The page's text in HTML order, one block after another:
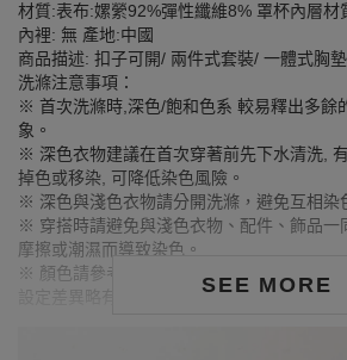
SEE MORE
材質:表布:嫘縈92%彈性纖維8% 罩杯內層材
內裡: 無 產地:中國
商品描述: 扣子可開/ 兩件式套裝/ 一體式胸
洗滌注意事項：
※ 首次洗滌時,深色/飽和色系 較易釋出多餘
象。
※ 深色衣物建議在首次穿著前先下水清洗,
掉色或移染, 可降低染色風險。
※ 深色與淺色衣物請分開洗滌，避免互相染
※ 穿搭時請避免與淺色衣物、配件、飾品一
摩擦或潮濕而導致染色。
※ 顏色請參考單品圖片較為接近，但因圖檔
設定差異略有不同，請以實際商品顏色為準。